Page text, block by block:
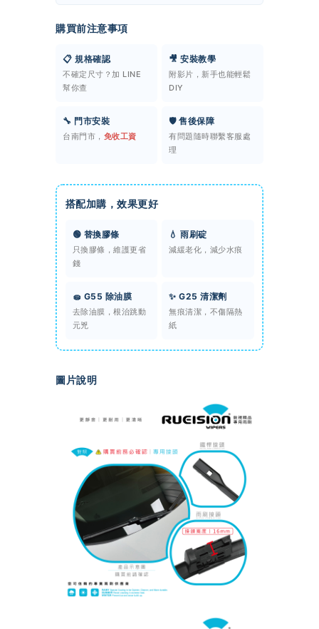
購買前注意事項
📋 規格確認
不確定尺寸？加 LINE
幫你查
🎥 安裝教學
附影片，新手也能輕鬆
DIY
🔧 門市安裝
台南門市， 免收工資
🛡️ 售後保障
有問題隨時聯繫客服處
理
搭配加購，效果更好
🟢 替換膠條
只換膠條，維護更省
錢
💧 雨刷碇
減緩老化，減少水痕
🧽 G55 除油膜
去除油膜，根治跳動
元兇
✨ G25 清潔劑
無痕清潔，不傷隔熱
紙
圖片說明